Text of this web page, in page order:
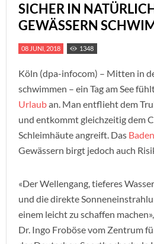
SICHER IN
GEWÄSSERN
08 JUNI, 2018 1348
Köln (dpa-infocom) – Mitten in
schwimmen – ein Tag am See
Urlauban. Man entflieht dem
und entkommt gleichzeitig dem
Schleimhäute angreift. Das Baden
Gewässern birgt jedoch auch
«Der Wellengang, tieferes
und die direkte
einem leicht zu schaffen
Dr. Ingo Froböse vom Zentrum